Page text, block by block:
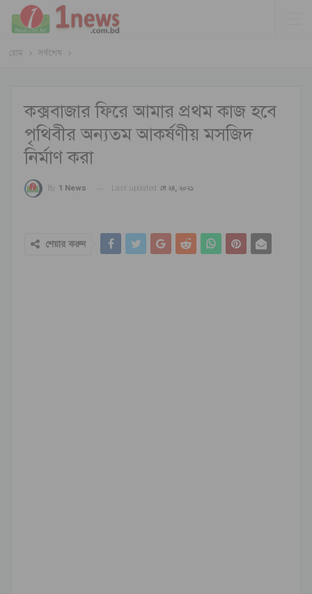
হোম সর্বশেষ
কক্সবাজার ফিরে আমার প্রথম কাজ হবে
পৃথিবীর অন্যতম আকর্ষণীয় মসজিদ
নির্মাণ করা
By 1 News Last updated মে ২৪, ২০২১
শেয়ার করুন